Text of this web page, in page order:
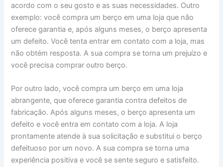
acordo com o seu gosto e as suas necessidades. Outro
exemplo: você compra um berço em uma loja que não
oferece garantia e, após alguns meses, o berço apresenta
um defeito. Você tenta entrar em contato com a loja, mas
não obtém resposta. A sua compra se torna um prejuízo e
você precisa comprar outro berço.
Por outro lado, você compra um berço em uma loja
abrangente, que oferece garantia contra defeitos de
fabricação. Após alguns meses, o berço apresenta um
defeito e você entra em contato com a loja. A loja
prontamente atende à sua solicitação e substitui o berço
defeituoso por um novo. A sua compra se torna uma
experiência positiva e você se sente seguro e satisfeito.